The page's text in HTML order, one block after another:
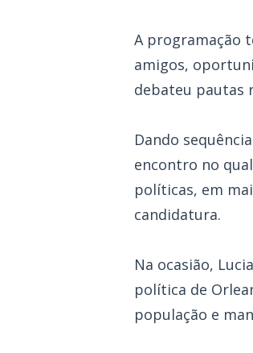
A programação
amigos,
debateu pautas
Dando
encontro no
políticas, em
candidatura.
Na ocasião,
política de
população e